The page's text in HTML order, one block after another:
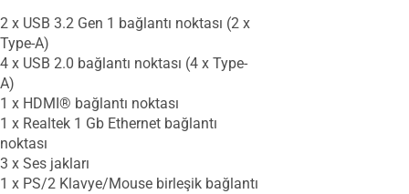
2 x USB 3.2 Gen 1 bağlantı noktası (2 x
Type-A)
4 x USB 2.0 bağlantı noktası (4 x Type-
A)
1 x HDMI® bağlantı noktası
1 x Realtek 1 Gb Ethernet bağlantı
noktası
3 x Ses jakları
1 x PS/2 Klavye/Mouse birleşik bağlantı